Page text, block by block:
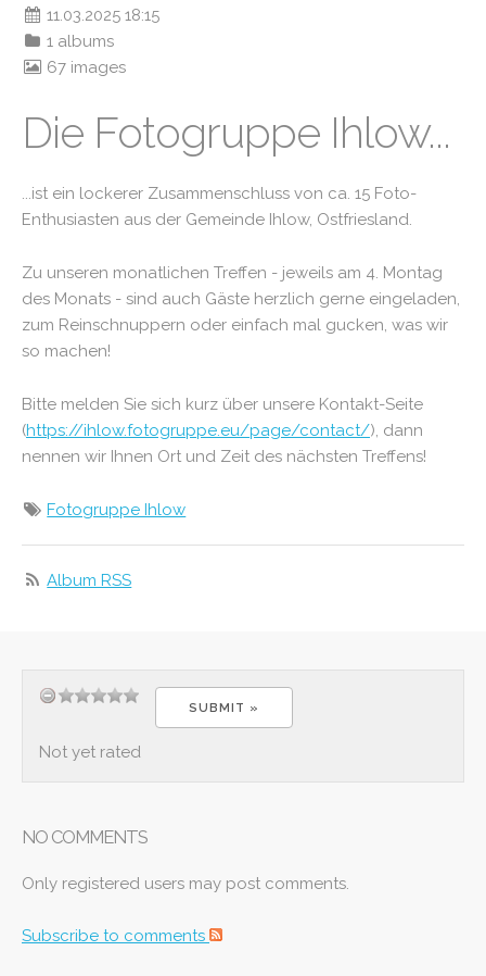
11.03.2025 18:15
1 albums
67 images
Die Fotogruppe Ihlow...
...ist ein lockerer Zusammenschluss von ca. 15 Foto-
Enthusiasten aus der Gemeinde Ihlow, Ostfriesland.
Zu unseren monatlichen Treffen - jeweils am 4. Montag
des Monats - sind auch Gäste herzlich gerne eingeladen,
zum Reinschnuppern oder einfach mal gucken, was wir
so machen!
Bitte melden Sie sich kurz über unsere Kontakt-Seite
(https://ihlow.fotogruppe.eu/page/contact/), dann
nennen wir Ihnen Ort und Zeit des nächsten Treffens!
Fotogruppe Ihlow
Album RSS
Not yet rated
NO COMMENTS
Only registered users may post comments.
Subscribe to comments